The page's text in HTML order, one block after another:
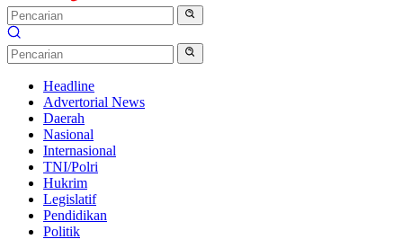
Headline
Advertorial News
Daerah
Nasional
Internasional
TNI/Polri
Hukrim
Legislatif
Pendidikan
Politik